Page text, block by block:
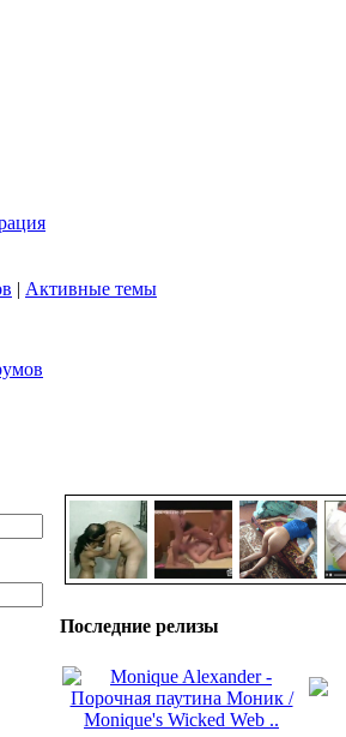
| Активные темы
Последние релизы